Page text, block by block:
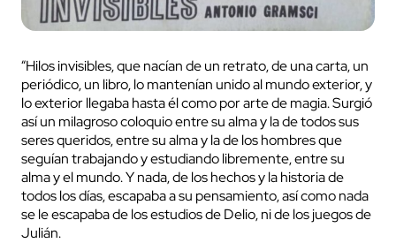
“Hilos invisibles, que nacían de un retrato, de una carta, un
periódico, un libro, lo mantenían unido al mundo exterior, y
lo exterior llegaba hasta él como por arte de magia. Surgió
así un milagroso coloquio entre su alma y la de todos sus
seres queridos, entre su alma y la de los hombres que
seguían trabajando y estudiando libremente, entre su
alma y el mundo. Y nada, de los hechos y la historia de
todos los días, escapaba a su pensamiento, así como nada
se le escapaba de los estudios de Delio, ni de los juegos de
Julián.